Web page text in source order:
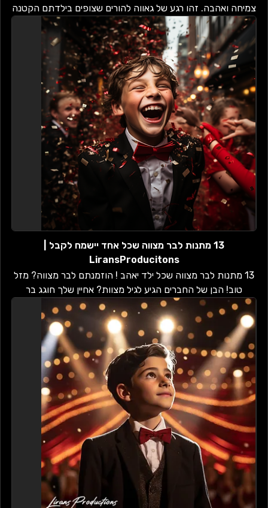
צמיחה ואהבה. זהו רגע של גאווה להורים שצופים בילדתם הקטנה
צועדת אל עבר שלב חדש של...
13 מתנות לבר מצווה שכל אחד יישמח לקבל |
LiransProducitons
13 מתנות לבר מצווה שכל ילד יאהב ! הוזמנתם לבר מצווה? מזל
טוב! הבן של החברים הגיע לגיל מצוות? אחיין שלך חוגג בר
מצווה? אתם בטח תוהים מה...